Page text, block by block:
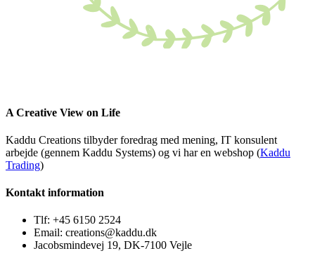
A Creative View on Life
Kaddu Creations tilbyder foredrag med mening, IT konsulent
arbejde (gennem Kaddu Systems) og vi har en webshop (Kaddu
Trading)
Kontakt information
Tlf: +45 6150 2524
Email: creations@kaddu.dk
Jacobsmindevej 19, DK-7100 Vejle